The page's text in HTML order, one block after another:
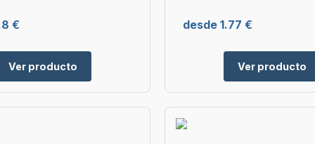
€
Ver producto
desde 1.77 €
Ver producto